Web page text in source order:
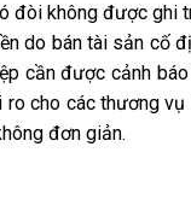
đòi không được ghi
do bán tài sản cố
cần được cảnh
cho các thương
đơn giản.